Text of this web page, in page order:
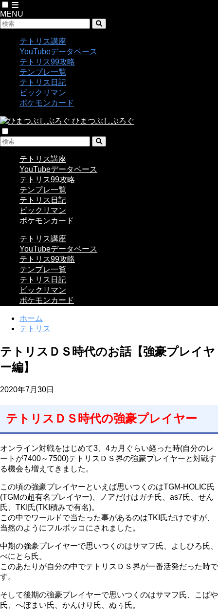
MENU
テトリス講座
YouTubeデータベース
テトリス99攻略
テンプレ一覧
テトリス日記
ビックリマン
ポケモンカード
ひまつぶしぶろぐ
テトリス講座
YouTubeデータベース
テトリス99攻略
テンプレ一覧
テトリス日記
ビックリマン
ポケモンカード
テトリス講座
YouTubeデータベース
テトリス99攻略
テンプレ一覧
テトリス日記
ビックリマン
ポケモンカード
ホーム
テトリス
テトリスＤＳ時代のお話【強豪プレイヤ
ー編】
2020年7月30日
テトリスＤＳ時代の強豪プレイヤー
オンライン対戦をはじめて3、4カ月ぐらい経った時(自分のレ
ートが7400～7500)テトリスＤＳ界の強豪プレイヤーと対戦す
る機会も増えてきました。
この頃の強豪プレイヤーといえば思いつくのはTGM-HOLIC氏
(TGMの超有名プレイヤー)、ノアだけはガチ氏、as7氏、せん
氏、TKI氏(TKI積みで有名)。
この中でワールドで当たった事があるのはTKI氏だけですが、
当然のようにフルボッコにされました。
中期の強豪プレイヤーで思いつくのはサマフ氏、よしひろ氏、
べにとら氏。
このあたりが自分の中でテトリスＤＳ界が一番活発だった時で
す。
そして後期の強豪プレイヤーで思いつくのはサマフ氏、こばや
氏、へぼまい氏、かんけり氏、ぬぅ氏。